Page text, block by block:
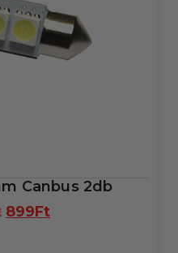
Canbus 2db
899Ft